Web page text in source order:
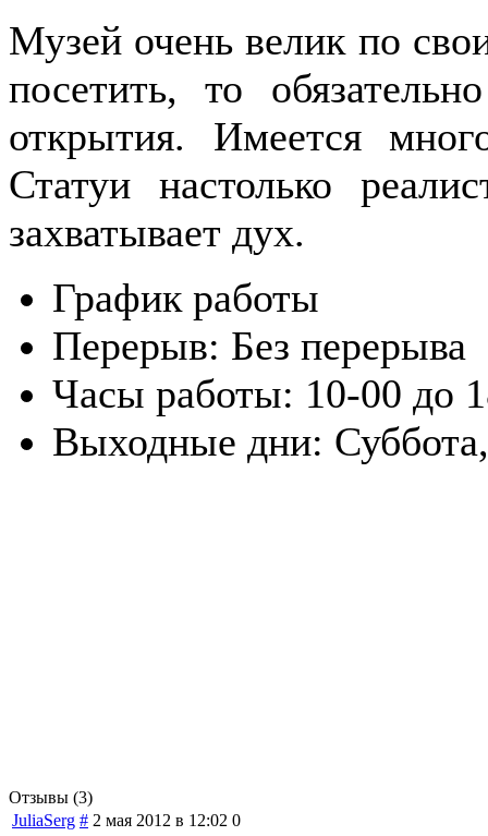
Музей очень велик по
посетить, то
открытия. Имеется
Статуи настолько
захватывает дух.
График работы
Перерыв: Без перерыва
Часы работы: 10-00 до
Выходные дни:
Отзывы (3)
JuliaSerg # 2 мая 2012 в 12:02 0